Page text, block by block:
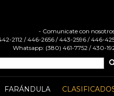
- Comunicate con
2112 / 446-2656 / 443-2596 / 446-
Whatsapp: (380) 461-7752 / 430-
FARÁNDULA